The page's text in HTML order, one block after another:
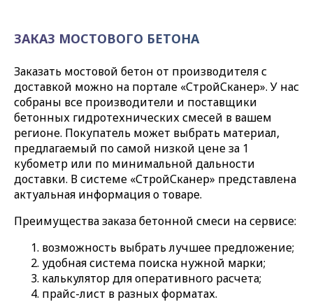
ЗАКАЗ МОСТОВОГО БЕТОНА
Заказать мостовой бетон от производителя с
доставкой можно на портале «СтройСканер». У нас
собраны все производители и поставщики
бетонных гидротехнических смесей в вашем
регионе. Покупатель может выбрать материал,
предлагаемый по самой низкой цене за 1
кубометр или по минимальной дальности
доставки. В системе «СтройСканер» представлена
актуальная информация о товаре.
Преимущества заказа бетонной смеси на сервисе:
возможность выбрать лучшее предложение;
удобная система поиска нужной марки;
калькулятор для оперативного расчета;
прайс-лист в разных форматах.